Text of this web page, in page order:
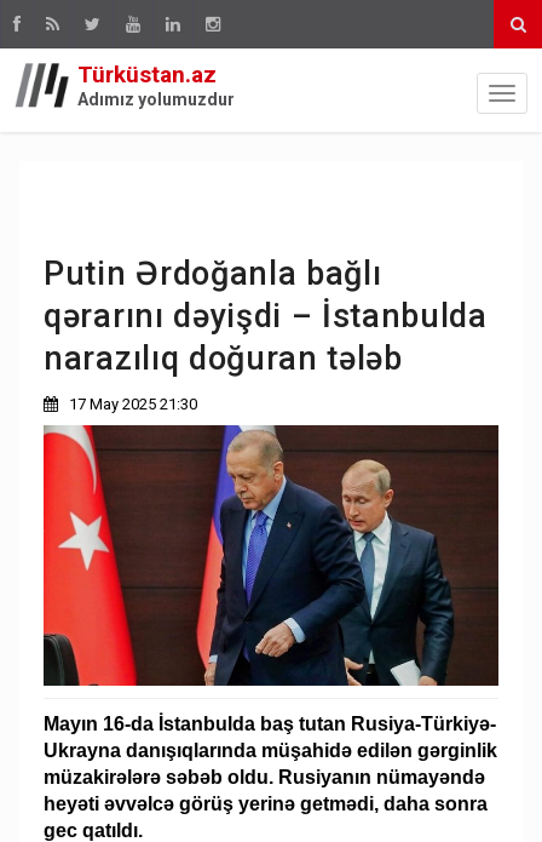
Türküstan.az
Adımız yolumuzdur
Putin Ərdoğanla bağlı
qərarını dəyişdi – İstanbulda
narazılıq doğuran tələb
17 May 2025 21:30
Mayın 16-da İstanbulda baş tutan Rusiya-Türkiyə-
Ukrayna danışıqlarında müşahidə edilən gərginlik
müzakirələrə səbəb oldu. Rusiyanın nümayəndə
heyəti əvvəlcə görüş yerinə getmədi, daha sonra
gec qatıldı.